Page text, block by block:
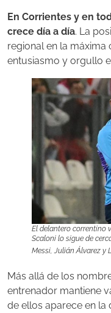
En Corrientes y en
crece día a día. La
regional en la
entusiasmo y orgullo
El delantero correntino
Scaloni lo sigue de
Messi, Julián Álvarez y
Más allá de los
entrenador mantiene
de ellos aparece en la